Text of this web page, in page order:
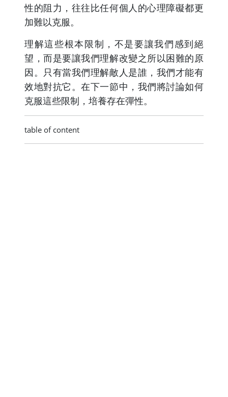
性的阻力，往往比任何個人的心理障礙都更
加難以克服。
理解這些根本限制，不是要讓我們感到絕
望，而是要讓我們理解改變之所以困難的原
因。只有當我們理解敵人是誰，我們才能有
效地對抗它。在下一節中，我們將討論如何
克服這些限制，培養存在彈性。
table of content